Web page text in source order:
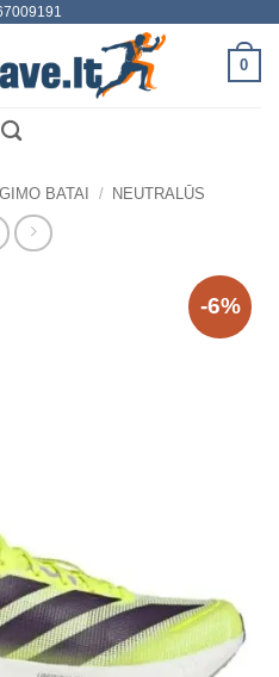
0
BATAI / NEUTRALŪS
-6%